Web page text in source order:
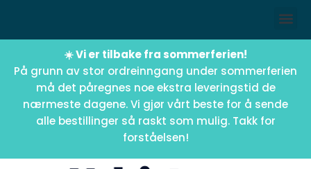
☀️ Vi er tilbake fra sommerferien!
På grunn av stor ordreinngang under sommerferien
må det påregnes noe ekstra leveringstid de
nærmeste dagene. Vi gjør vårt beste for å sende
alle bestillinger så raskt som mulig. Takk for
forståelsen!